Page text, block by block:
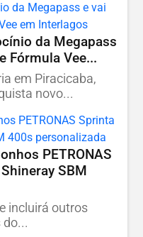
da Megapass
Fórmula Vee...
em Piracicaba,
novo...
PETRONAS
SBM
incluirá outros